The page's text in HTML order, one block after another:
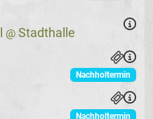
@ Stadthalle
Nachholtermin
Nachholtermin